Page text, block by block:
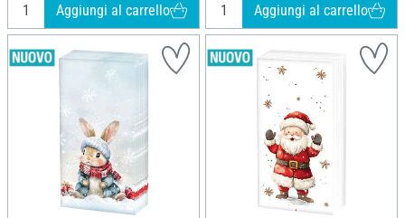
Aggiungi al carrello Aggiungi al carrello